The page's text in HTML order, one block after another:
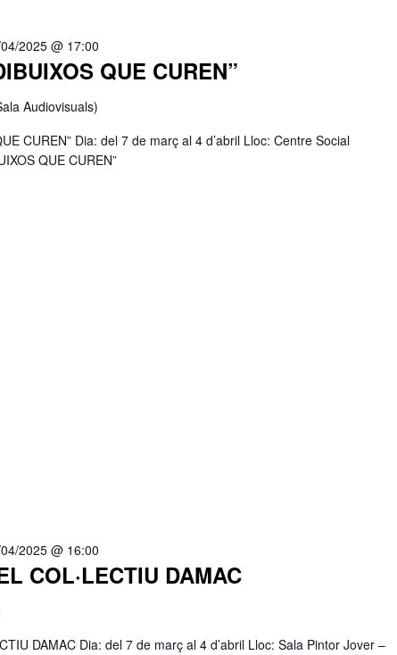
QUE CUREN”
2025 @ 17:00
Audiovisuals)
CUREN” Dia: del 7 de març al 4 d’abril Lloc: Centre Social
QUE CUREN”
COL·LECTIU DAMAC
2025 @ 16:00
DAMAC Dia: del 7 de març al 4 d’abril Lloc: Sala Pintor Jover –